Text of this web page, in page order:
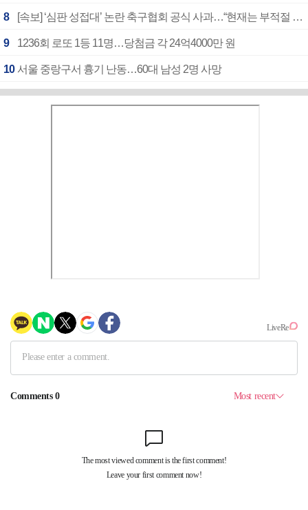
8 [속보] ‘심판 성접대’ 논란 축구협회 공식 사과…“현재는 부적절 행위 없어”
9 1236회 로또 1등 11명…당첨금 각 24억4000만 원
10 서울 중랑구서 흉기 난동…60대 남성 2명 사망